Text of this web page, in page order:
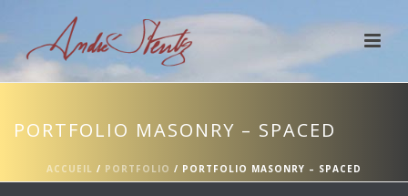
PORTFOLIO MASONRY – SPACED
ACCUEIL / PORTFOLIO / PORTFOLIO MASONRY – SPACED